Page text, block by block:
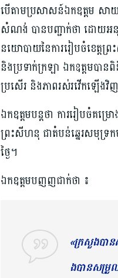
បើតាមប្រសាសន៍ឯកឧត្តម​ សា
សំណង់ បាន​បញ្ជាក់ថា​​ ដោយអនុ
នយោបាយ​នៃការ​រៀប​ចំ​ខេត្
និងប្រទាក់​ក្រឡា ឯកឧត្តម​បាន
ប្រសើរ និងភាពរស់​រវើក​ឡើងវិ
ឯកឧត្តម​បន្តថា ការរៀបចំ​គម្
ព្រះសីហនុ ជា​តំបន់​​​ឆ្នេរ​សមុទ្រ​ក
ថ្ងៃ។
ឯកឧត្ត​ម​បញញជាក់ថា ៖
«ក្រសួ​ងបាន
ងបានសម្រួល​